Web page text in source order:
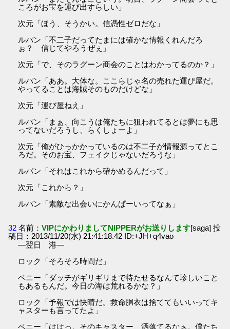
ころがお宝を運び出すらしい」
次元「ほう、そうかい。信憑性ゼロだな」
ルパン「不二子だってたまには確かな情報くれんだろ
ぉ？ 信じてやろうぜぇ」
次元「で、そのラグーン商会のことはわかってるのか？」
ルパン「ああ。大体な。ここらじゃ名の売れた運び屋だ。
やってることは海賊そのものだけどな」
次元「運び屋ねえ」
ルパン「まぁ、向こうは俺たちに狙われてるとは夢にも思
ってないだろうし、らくしょーよ」
次元「俺がひっかかっているのは不二子が情報源ってとこ
ろだ。そのお宝、フェイクじゃないだろうな」
ルパン「それはこれから確かめるんだって」
次元「これから？」
ルパン「素敵な出会いにかんぱーいってなぁ」
32 名前：VIPにかわりましてNIPPERがお送りします[saga] 投
稿日：2013/11/20(水) 21:41:18.42 ID:+JH+q4vao
―翌日 港―
ロック「そろそろ時間だ」
ベニー「ダッチがギリギリまで待たせるなんて珍しいこと
もあるもんだ。今日の海は荒れるかな？」
ロック「予報では快晴だ。救命胴衣は捨ててもいいってキ
ャスターも言ってたよ」
ベニー「ははっ。そのキャスター、洒落てるなぁ。僕たち